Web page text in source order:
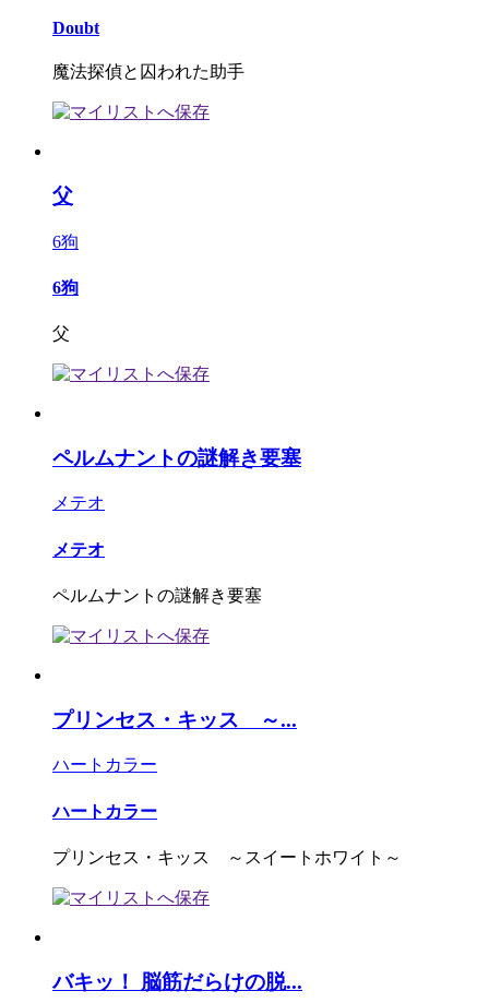
Doubt
魔法探偵と囚われた助手
父
6狗
6狗
父
ペルムナントの謎解き要塞
メテオ
メテオ
ペルムナントの謎解き要塞
プリンセス・キッス ～...
ハートカラー
ハートカラー
プリンセス・キッス ～スイートホワイト～
バキッ！ 脳筋だらけの脱...